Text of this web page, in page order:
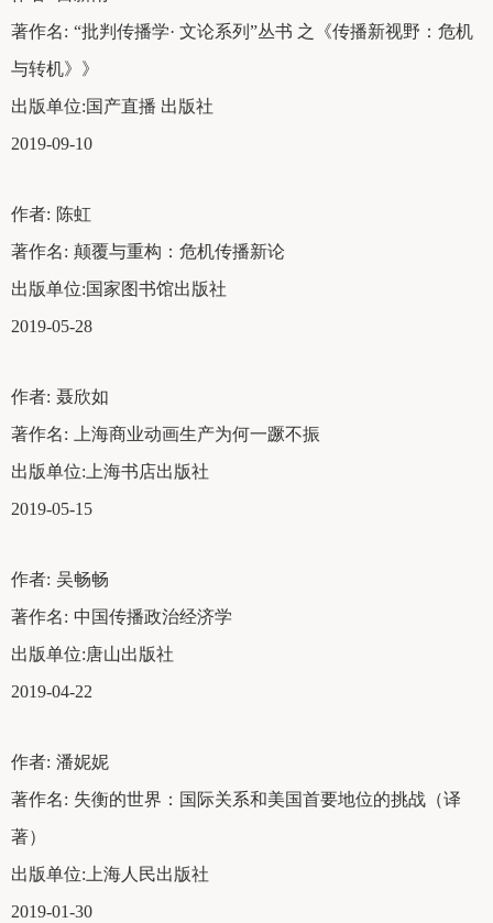
著作名: “批判传播学· 文论系列”丛书 之《传播新视野：危机
与转机》》
出版单位:国产直播 出版社
2019-09-10
作者: 陈虹
著作名: 颠覆与重构：危机传播新论
出版单位:国家图书馆出版社
2019-05-28
作者: 聂欣如
著作名:
上海商业动画生产为何一蹶不振
出版单位: 上海书店出版社
2019-05-15
作者: 吴畅畅
著作名: 中国传播政治经济学
出版单位:唐山出版社
2019-04-22
作者: 潘妮妮
著作名: 失衡的世界：国际关系和美国首要地位的挑战（译
著）
出版单位: 上海人民出版社
2019-01-30